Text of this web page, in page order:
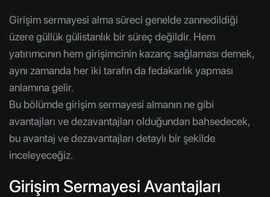
Girişim sermayesi alma süreci genelde zannedildiği
üzere güllük gülistanlık bir süreç değildir. Hem
yatırımcının hem girişimcinin kazanç sağlaması demek,
aynı zamanda her iki tarafın da fedakarlık yapması
anlamına gelir.
Bu bölümde girişim sermayesi almanın ne gibi
avantajları ve dezavantajları olduğundan bahsedecek,
bu avantaj ve dezavantajları detaylı bir şekilde
inceleyeceğiz.
Girişim Sermayesi Avantajları